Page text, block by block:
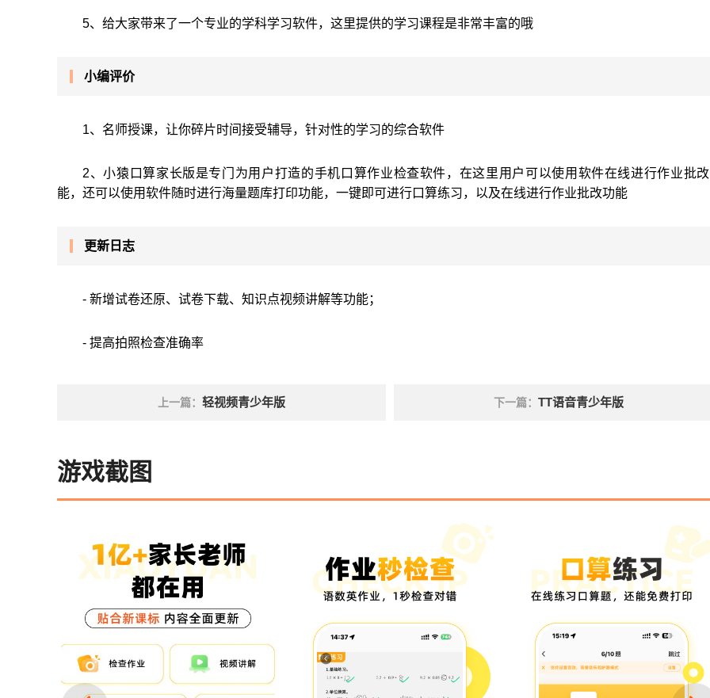
5、给大家带来了一个专业的学科学习软件，这里提供的学习课程是非常丰富的哦
小编评价
1、名师授课，让你碎片时间接受辅导，针对性的学习的综合软件
2、小猿口算家长版是专门为用户打造的手机口算作业检查软件，在这里用户可以使用软件在线进行作业批
能，还可以使用软件随时进行海量题库打印功能，一键即可进行口算练习，以及在线进行作业批改功能
更新日志
- 新增试卷还原、试卷下载、知识点视频讲解等功能；
- 提高拍照检查准确率
上一篇： 轻视频青少年版 下一篇： TT语音青少年版
游戏截图